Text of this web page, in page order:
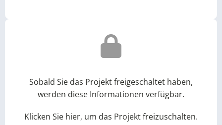
Sobald Sie das Projekt freigeschaltet haben,
werden diese Informationen verfügbar.
Klicken Sie hier, um das Projekt freizuschalten.